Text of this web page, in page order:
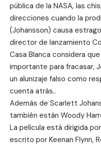
pública de la NASA, las
direcciones cuando la
(Johansson) causa
director de lanzamiento
Casa Blanca considera
importante para fracasar,
un alunizaje falso como
cuenta atrás..
Además de Scarlett
también están Woody
La película está dirigida
escrito por Keenan Flynn,